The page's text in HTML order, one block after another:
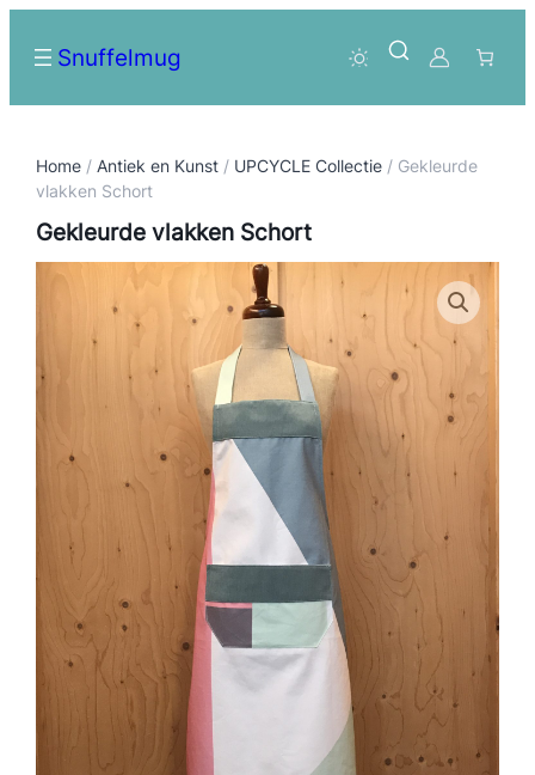
Snuffelmug
Home / Antiek en Kunst / UPCYCLE Collectie / Gekleurde
vlakken Schort
Gekleurde vlakken Schort